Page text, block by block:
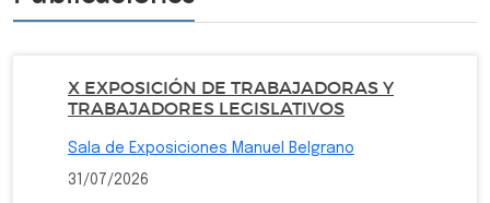
X EXPOSICIÓN DE TRABAJADORAS Y
TRABAJADORES LEGISLATIVOS
Sala de Exposiciones Manuel Belgrano
31/07/2026